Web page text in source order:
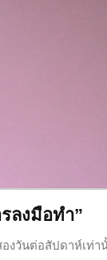
ลงมือทำ”
งวันต่อสัปดาห์เท่า